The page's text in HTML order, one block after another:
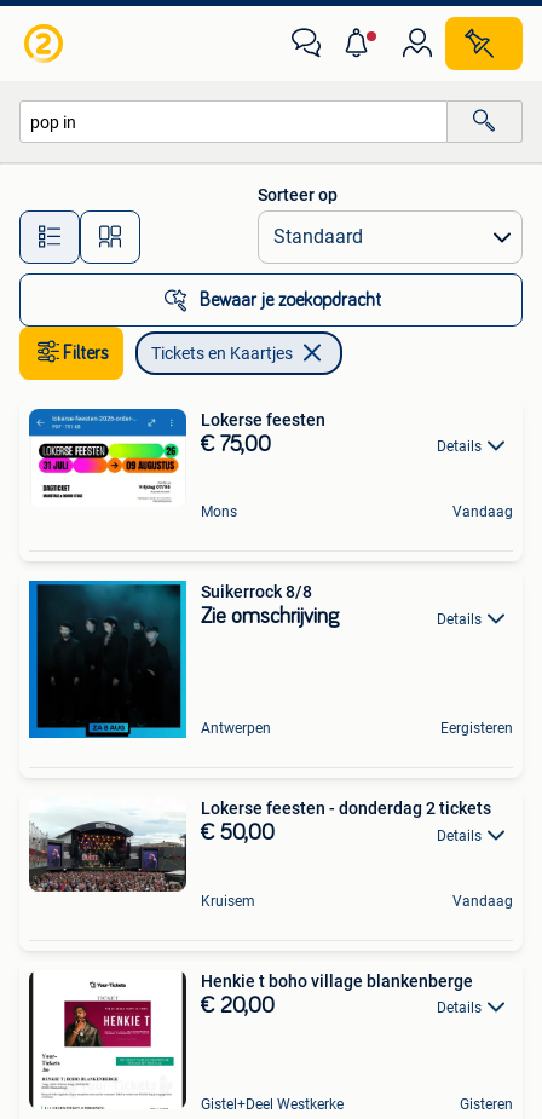
Alle afstanden…
Sorteer op
Bewaar je zoekopdracht
Filters Tickets en Kaartjes
Lokerse feesten
€ 75,00 Details
Mons Vandaag
Suikerrock 8/8
Zie omschrijving Details
Antwerpen Eergisteren
Lokerse feesten - donderdag 2 tickets
€ 50,00 Details
Kruisem Vandaag
Henkie t boho village blankenberge
€ 20,00 Details
Gistel+Deel Westkerke Gisteren